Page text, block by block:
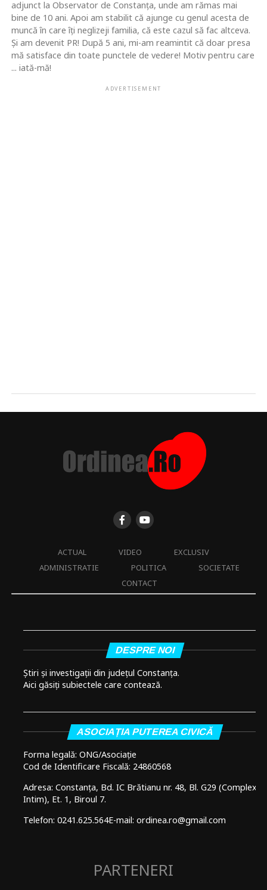
adjunct la Observator de Constanţa, unde am rămas mai
bine de 10 ani. Apoi am stabilit că ajunge cu genul acesta de
muncă în care îţi neglizeji familia, că este cazul să fac altceva.
Şi am devenit PR! După 5 ani, mi-am reamintit că doar presa
mă satisface din toate punctele de vedere! Motiv pentru care
... iată-mă!
ADVERTISEMENT
ACTUAL VIDEO
EXCLUSIV
ADMINISTRATIE
POLITICA
SOCIETATE
CONTACT
DESPRE NOI
Știri și investigații din județul Constanța.
Aici găsiți subiectele care contează.
ASOCIAȚIA PUTEREA CIVICĂ
Forma legală: ONG/Asociație
Cod de Identificare Fiscală: 24860568
Adresa: Constanța, Bd. IC Brătianu nr. 48, Bl. G29 (Complex
Intim), Et. 1, Biroul 7.
Telefon: 0241.625.564E-mail: ordinea.ro@gmail.com
PARTENERI